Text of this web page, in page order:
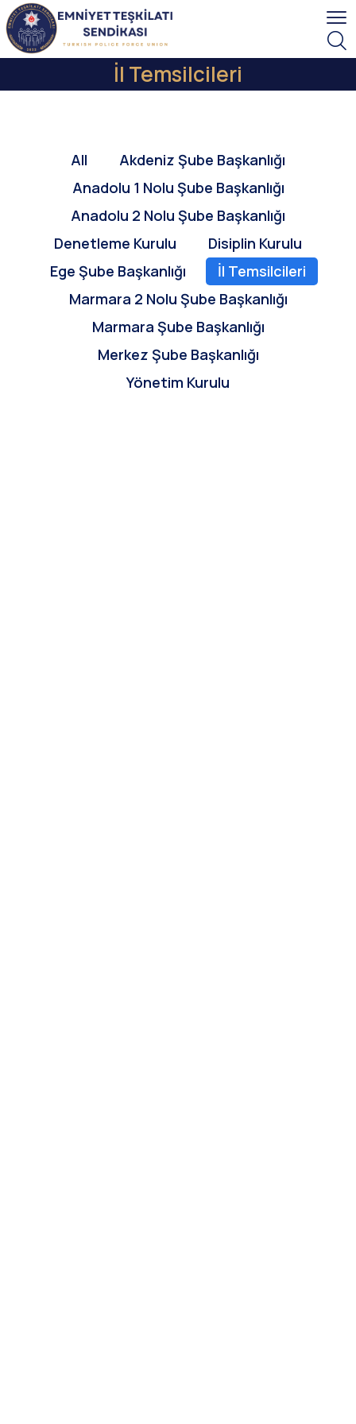
İl Temsilcileri
All
Akdeniz Şube Başkanlığı
Anadolu 1 Nolu Şube Başkanlığı
Anadolu 2 Nolu Şube Başkanlığı
Denetleme Kurulu
Disiplin Kurulu
Ege Şube Başkanlığı
İl Temsilcileri
Marmara 2 Nolu Şube Başkanlığı
Marmara Şube Başkanlığı
Merkez Şube Başkanlığı
Yönetim Kurulu